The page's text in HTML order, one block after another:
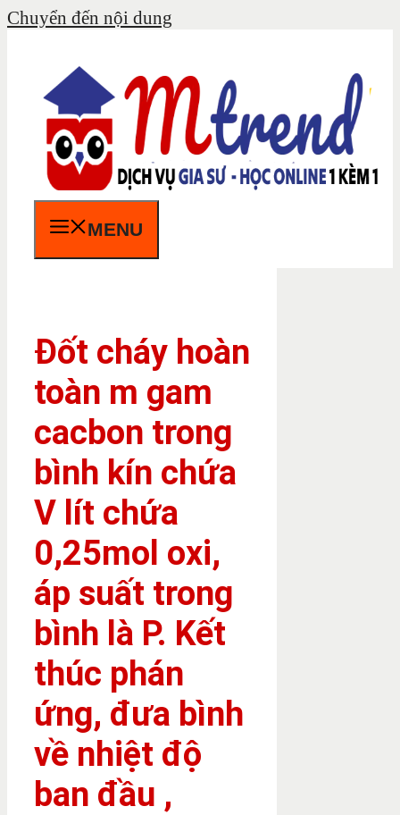
Chuyển đến nội dung
MENU
Đốt cháy hoàn
toàn m gam
cacbon trong
bình kín chứa
V lít chứa
0,25mol oxi,
áp suất trong
bình là P. Kết
thúc phán
ứng, đưa bình
về nhiệt độ
ban đầu ,